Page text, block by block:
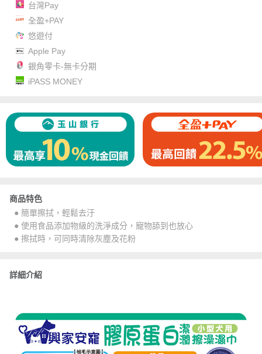
台灣Pay
全盈+PAY
悠遊付
Apple Pay
銀角零卡-無卡分期
iPASS MONEY
商品特色
● 簡單擦拭，輕鬆去汙
● 使用食品添加物級的洗淨成分，寵物舔到也放心
● 擦拭時，可同時清除灰塵及花粉
詳細介紹